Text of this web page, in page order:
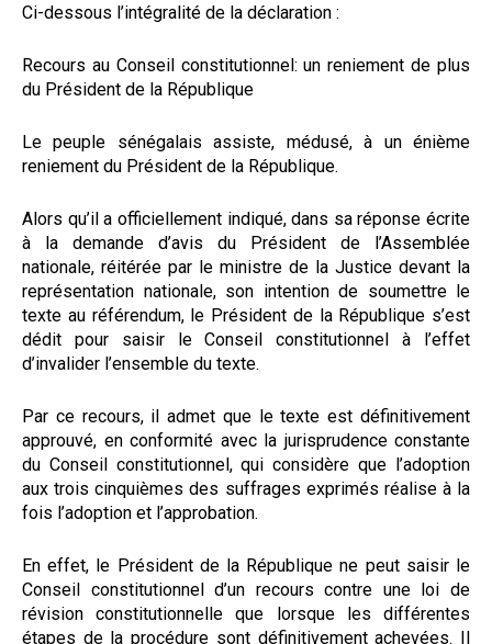
Ci-dessous l’intégralité de la déclaration :
Recours au Conseil constitutionnel: un reniement de plus
du Président de la République
Le peuple sénégalais assiste, médusé, à un énième
reniement du Président de la République.
Alors qu’il a officiellement indiqué, dans sa réponse écrite
à la demande d’avis du Président de l’Assemblée
nationale, réitérée par le ministre de la Justice devant la
représentation nationale, son intention de soumettre le
texte au référendum, le Président de la République s’est
dédit pour saisir le Conseil constitutionnel à l’effet
d’invalider l’ensemble du texte.
Par ce recours, il admet que le texte est définitivement
approuvé, en conformité avec la jurisprudence constante
du Conseil constitutionnel, qui considère que l’adoption
aux trois cinquièmes des suffrages exprimés réalise à la
fois l’adoption et l’approbation.
En effet, le Président de la République ne peut saisir le
Conseil constitutionnel d’un recours contre une loi de
révision constitutionnelle que lorsque les différentes
étapes de la procédure sont définitivement achevées. Il